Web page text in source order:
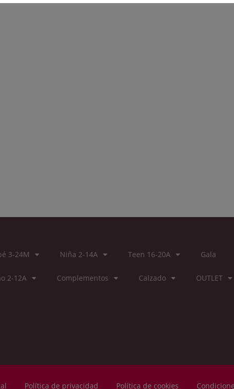
3-24M Niña 2-14A Teen 16-20A Gala
2-12A Complementos Calzado OUTLET
Política de privacidad Política de cookies